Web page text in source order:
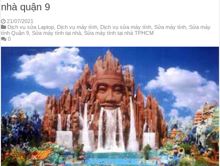
nhà quận 9
21/07/2021
Dịch vụ sửa Laptop Dịch vụ máy tính Dịch vụ sửa máy tính ,Sửa máy tính ,Sửa máy
tính Quận 9 ,Sửa máy tính tại nhà ,Sửa máy tính tại nhà TPHCM
0